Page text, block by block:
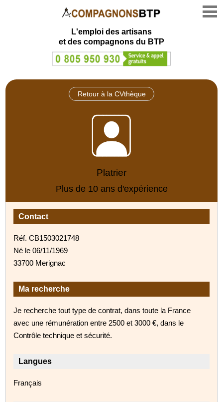
L'emploi des artisans
et des compagnons du BTP
Retour à la CVthèque
Platrier
Plus de 10 ans d'expérience
Contact
Réf. CB1503021748
Né le 06/11/1969
33700 Merignac
Ma recherche
Je recherche tout type de contrat, dans toute la France
avec une rémunération entre 2500 et 3000 €, dans le
Contrôle technique et sécurité.
Langues
Français